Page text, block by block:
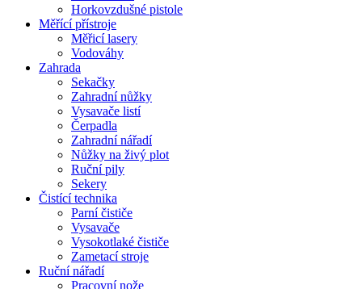
Horkovzdušné pistole
Měřící přístroje
Měřicí lasery
Vodováhy
Zahrada
Sekačky
Zahradní nůžky
Vysavače listí
Čerpadla
Zahradní nářadí
Nůžky na živý plot
Ruční pily
Sekery
Čistící technika
Parní čističe
Vysavače
Vysokotlaké čističe
Zametací stroje
Ruční nářadí
Pracovní nože